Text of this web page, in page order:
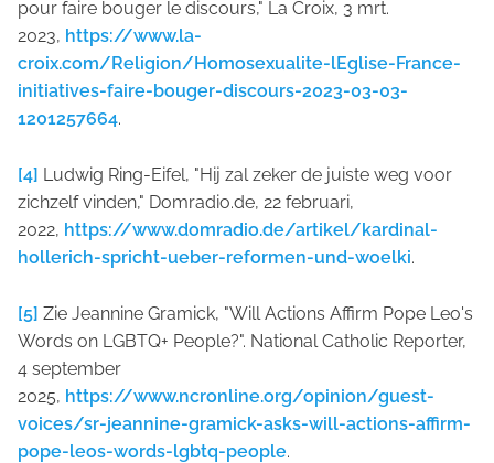
pour faire bouger le discours," La Croix, 3 mrt.
2023, https://www.la-
croix.com/Religion/Homosexualite-lEglise-France-
initiatives-faire-bouger-discours-2023-03-03-
1201257664.
[4] Ludwig Ring-Eifel, "Hij zal zeker de juiste weg voor
zichzelf vinden," Domradio.de, 22 februari,
2022, https://www.domradio.de/artikel/kardinal-
hollerich-spricht-ueber-reformen-und-woelki.
[5] Zie Jeannine Gramick, "Will Actions Affirm Pope Leo's
Words on LGBTQ+ People?". National Catholic Reporter,
4 september
2025, https://www.ncronline.org/opinion/guest-
voices/sr-jeannine-gramick-asks-will-actions-affirm-
pope-leos-words-lgbtq-people.